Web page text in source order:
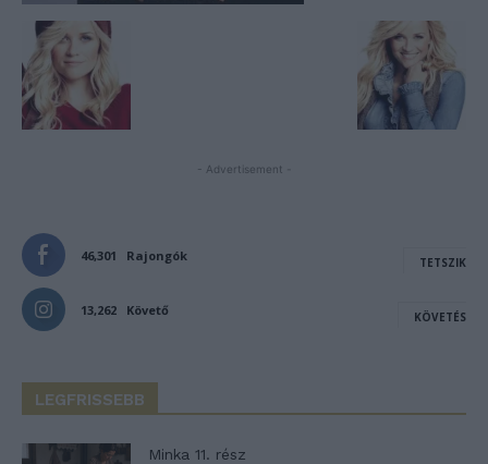
- Advertisement -
46,301 Rajongók TETSZIK
13,262 Követő KÖVETÉS
LEGFRISSEBB
Minka 11. rész